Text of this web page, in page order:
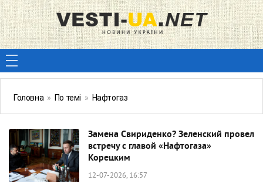
Головна » По темі » Нафтогаз
Замена Свириденко? Зеленский провел
встречу с главой «Нафтогаза»
Корецким
12-07-2026, 16:57